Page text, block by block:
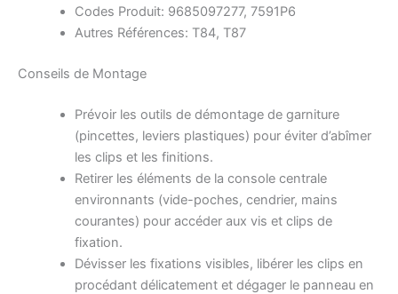
Codes Produit: 9685097277, 7591P6
Autres Références: T84, T87
Conseils de Montage
Prévoir les outils de démontage de garniture
(pincettes, leviers plastiques) pour éviter d’abîmer
les clips et les finitions.
Retirer les éléments de la console centrale
environnants (vide-poches, cendrier, mains
courantes) pour accéder aux vis et clips de
fixation.
Dévisser les fixations visibles, libérer les clips en
procédant délicatement et dégager le panneau en